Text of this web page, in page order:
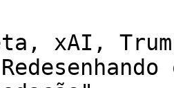
xAI, Trump